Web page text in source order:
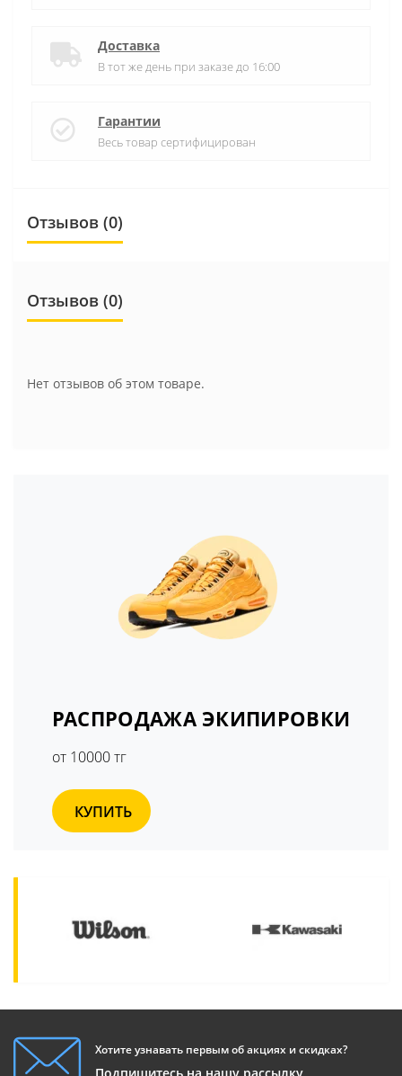
Доставка
В тот же день при заказе до 16:00
Гарантии
Весь товар сертифицирован
Отзывов (0)
Отзывов (0)
Нет отзывов об этом товаре.
РАСПРОДАЖА ЭКИПИРОВКИ
от 10000 тг
КУПИТЬ
Хотите узнавать первым об акциях и скидках?